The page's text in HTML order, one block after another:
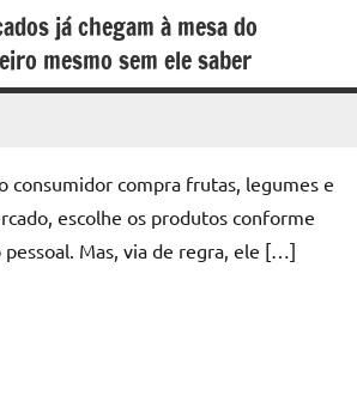
já chegam à mesa do
mesmo sem ele saber
consumidor compra frutas, legumes e
escolhe os produtos conforme
Mas, via de regra, ele […]